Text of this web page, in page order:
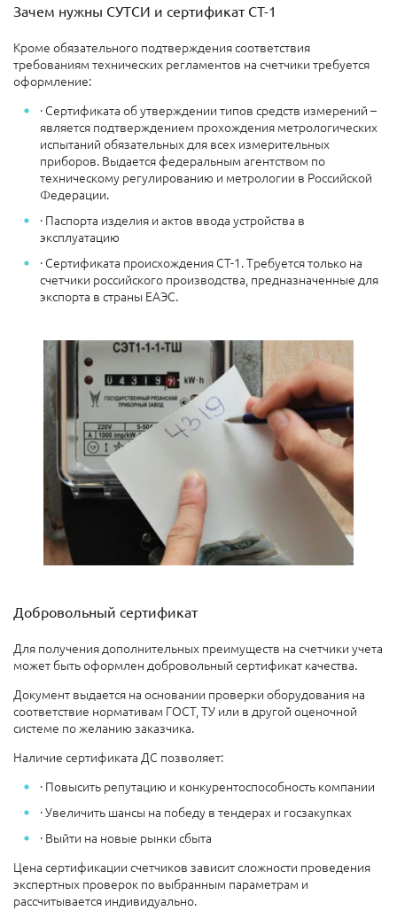
Зачем нужны СУТСИ и сертификат СТ-1
Кроме обязательного подтверждения соответствия
требованиям технических регламентов на счетчики требуется
оформление:
· Сертификата об утверждении типов средств измерений –
является подтверждением прохождения метрологических
испытаний обязательных для всех измерительных
приборов. Выдается федеральным агентством по
техническому регулированию и метрологии в Российской
Федерации.
· Паспорта изделия и актов ввода устройства в
эксплуатацию
· Сертификата происхождения СТ-1. Требуется только на
счетчики российского производства, предназначенные для
экспорта в страны ЕАЭС.
Добровольный сертификат
Для получения дополнительных преимуществ на счетчики учета
может быть оформлен добровольный сертификат качества.
Документ выдается на основании проверки оборудования на
соответствие нормативам ГОСТ, ТУ или в другой оценочной
системе по желанию заказчика.
Наличие сертификата ДС позволяет:
· Повысить репутацию и конкурентоспособность компании
· Увеличить шансы на победу в тендерах и госзакупках
· Выйти на новые рынки сбыта
Цена сертификации счетчиков зависит сложности проведения
экспертных проверок по выбранным параметрам и
рассчитывается индивидуально.